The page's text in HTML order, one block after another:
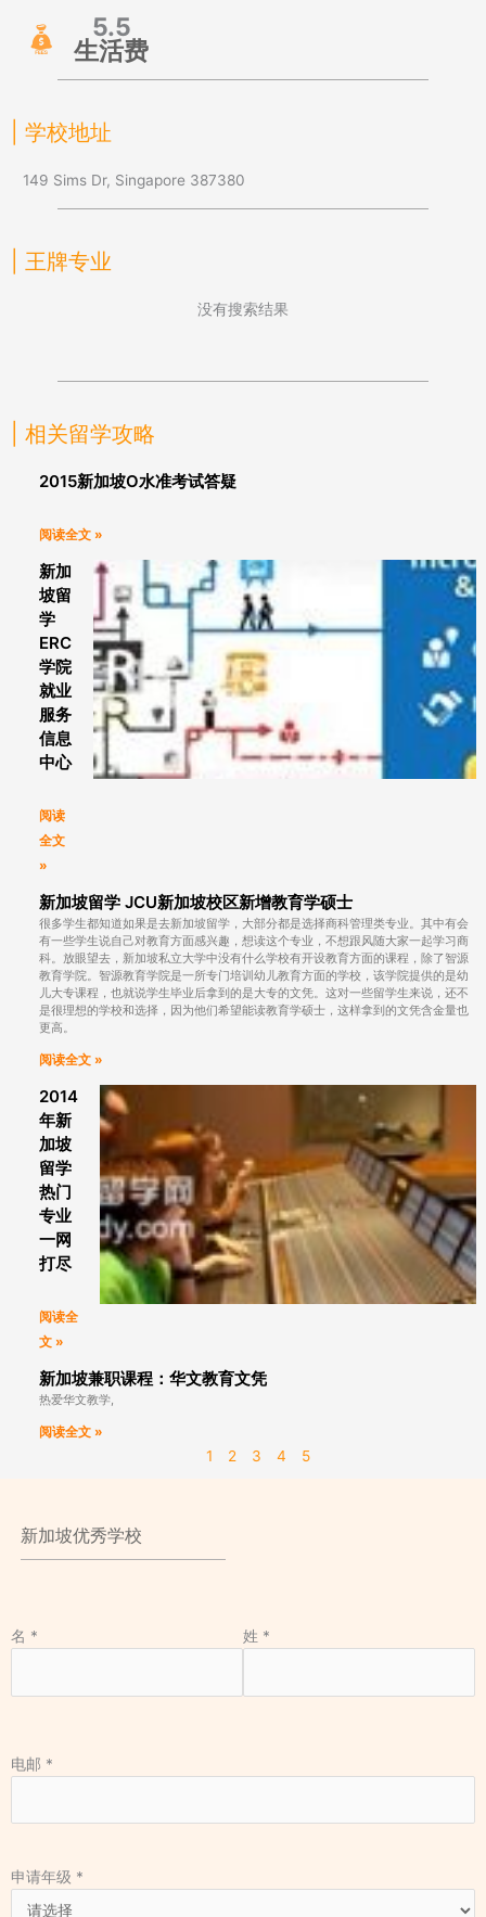
5.5
生活费
| 学校地址
149 Sims Dr, Singapore 387380
| 王牌专业
没有搜索结果
| 相关留学攻略
2015新加坡O水准考试答疑
阅读全文 »
新加
坡留
学
ERC
学院
就业
服务
信息
中心
阅读
全文
»
新加坡留学 JCU新加坡校区新增教育学硕士
很多学生都知道如果是去新加坡留学，大部分都是选择商科管理类专业。其中有会
有一些学生说自己对教育方面感兴趣，想读这个专业，不想跟风随大家一起学习商
科。放眼望去，新加坡私立大学中没有什么学校有开设教育方面的课程，除了智源
教育学院。智源教育学院是一所专门培训幼儿教育方面的学校，该学院提供的是幼
儿大专课程，也就说学生毕业后拿到的是大专的文凭。这对一些留学生来说，还不
是很理想的学校和选择，因为他们希望能读教育学硕士，这样拿到的文凭含金量也
更高。
阅读全文 »
2014
年新
加坡
留学
热门
专业
一网
打尽
阅读全
文 »
新加坡兼职课程：华文教育文凭
热爱华文教学,
阅读全文 »
Page
1
Page
2 3 4 5
新加坡优秀学校
名 * 姓 *
电邮 *
申请年级 *